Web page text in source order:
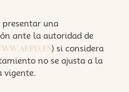
presentar una
ante la autoridad de
) si considera
no se ajusta a la
vigente.